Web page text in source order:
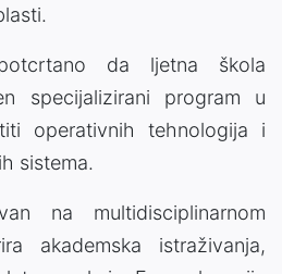
da ljetna škola
specijalizirani program u
operativnih tehnologija i
sistema.
na multidisciplinarnom
akademska istraživanja,